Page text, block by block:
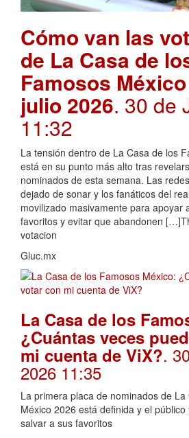
Cómo van las
de La Casa de
Famosos
julio 2026. 30 de
11:32
La tensión dentro de La Casa de los
está en su punto más alto tras
nominados de esta semana. Las
dejado de sonar y los fanáticos del
movilizado masivamente para apoyar
favoritos y evitar que abandonen
votacion
Gluc.mx
La Casa de los
¿Cuántas veces
mi cuenta de ViX?.
2026 11:35
La primera placa de nominados de
México 2026 está definida y el
salvar a sus favoritos